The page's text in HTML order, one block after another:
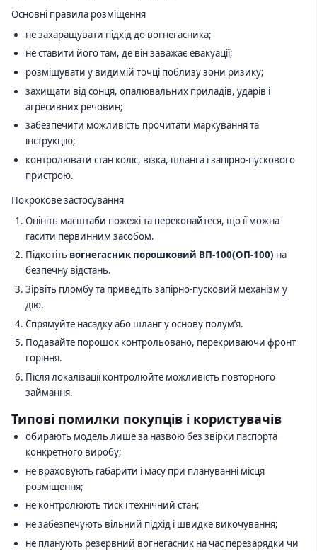
Основні правила розміщення
не захаращувати підхід до вогнегасника;
не ставити його там, де він заважає евакуації;
розміщувати у видимій точці поблизу зони ризику;
захищати від сонця, опалювальних приладів, ударів і
агресивних речовин;
забезпечити можливість прочитати маркування та
інструкцію;
контролювати стан коліс, візка, шланга і запірно-пускового
пристрою.
Покрокове застосування
Оцініть масштаби пожежі та переконайтеся, що її можна
гасити первинним засобом.
Підкотіть вогнегасник порошковий ВП-100(ОП-100) на
безпечну відстань.
Зірвіть пломбу та приведіть запірно-пусковий механізм у
дію.
Спрямуйте насадку або шланг у основу полум’я.
Подавайте порошок контрольовано, перекриваючи фронт
горіння.
Після локалізації контролюйте можливість повторного
займання.
Типові помилки покупців і користувачів
обирають модель лише за назвою без звірки паспорта
конкретного виробу;
не враховують габарити і масу при плануванні місця
розміщення;
не контролюють тиск і технічний стан;
не забезпечують вільний підхід і швидке викочування;
не планують резервний вогнегасник на час перезарядки чи